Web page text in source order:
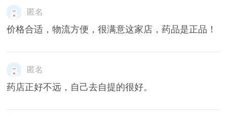
匿名
价格合适，物流方便，很满意这家店，药品是正品！
匿名
药店正好不远，自己去自提的很好。